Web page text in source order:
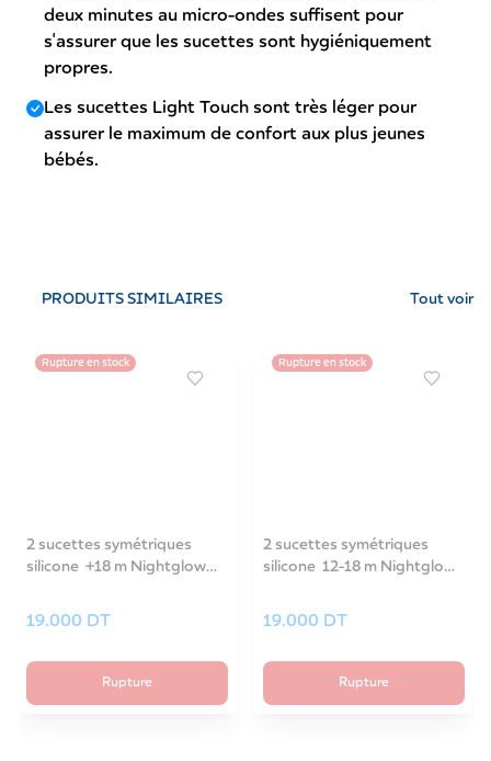
deux minutes au micro-ondes suffisent pour
s'assurer que les sucettes sont hygiéniquement
propres.
Les sucettes Light Touch sont très léger pour
assurer le maximum de confort aux plus jeunes
bébés.
PRODUITS SIMILAIRES Tout voir
Rupture en stock
2 sucettes symétriques
silicone +18 m Nightglow
19.000 DT
Rupture
Rupture en stock
2 sucettes symétriques
silicone 12-18 m Nightglow
19.000 DT
Rupture